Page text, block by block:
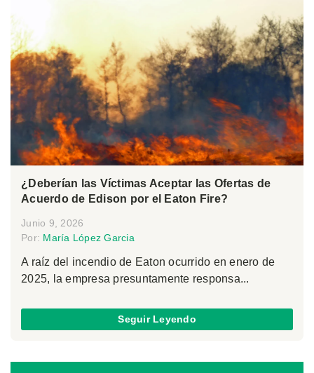
¿Deberían las Víctimas Aceptar las Ofertas de
Acuerdo de Edison por el Eaton Fire?
Junio 9, 2026
Por: María López Garcia
A raíz del incendio de Eaton ocurrido en enero de
2025, la empresa presuntamente responsa...
Seguir Leyendo